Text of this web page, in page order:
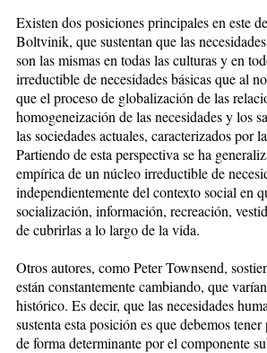
Existen dos posiciones principales en este
Boltvinik, que sustentan que las
son las mismas en todas las culturas y en
irreductible de necesidades básicas que al
que el proceso de globalización de las
homogeneización de las necesidades y los
las sociedades actuales, caracterizados
Partiendo de esta perspectiva se ha
empírica de un núcleo irreductible de
independientemente del contexto social en
socialización, información, recreación,
de cubrirlas a lo largo de la vida.
Otros autores, como Peter Townsend,
están constantemente cambiando, que
histórico. Es decir, que las necesidades
sustenta esta posición es que debemos
de forma determinante por el componente